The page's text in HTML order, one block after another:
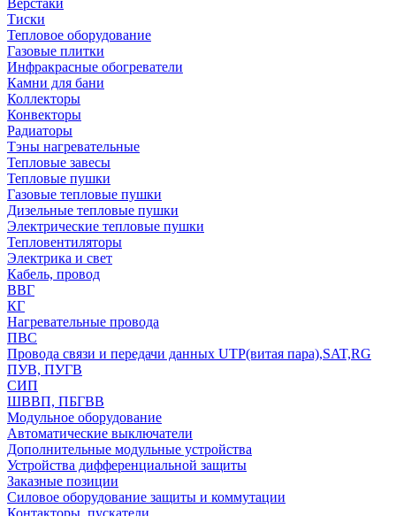
Верстаки
Тиски
Тепловое оборудование
Газовые плитки
Инфракрасные обогреватели
Камни для бани
Коллекторы
Конвекторы
Радиаторы
Тэны нагревательные
Тепловые завесы
Тепловые пушки
Газовые тепловые пушки
Дизельные тепловые пушки
Электрические тепловые пушки
Тепловентиляторы
Электрика и свет
Кабель, провод
ВВГ
КГ
Нагревательные провода
ПВС
Провода связи и передачи данных UTP(витая пара),SAT,RG
ПУВ, ПУГВ
СИП
ШВВП, ПБГВВ
Модульное оборудование
Автоматические выключатели
Дополнительные модульные устройства
Устройства дифференциальной защиты
Заказные позиции
Силовое оборудование защиты и коммутации
Контакторы, пускатели